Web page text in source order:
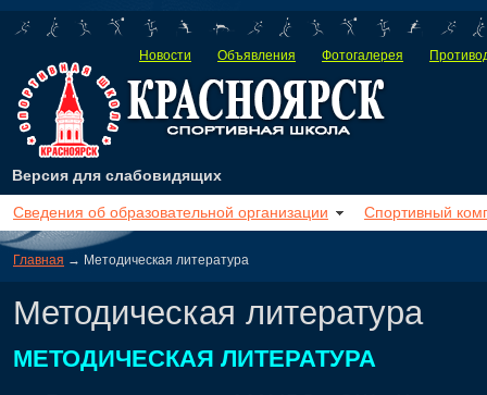
Новости Объявления Фотогалерея
Версия для слабовидящих
Сведения об образовательной организации Спортивный
Главная → Методическая литература
Методическая литература
МЕТОДИЧЕСКАЯ ЛИТЕРАТУРА